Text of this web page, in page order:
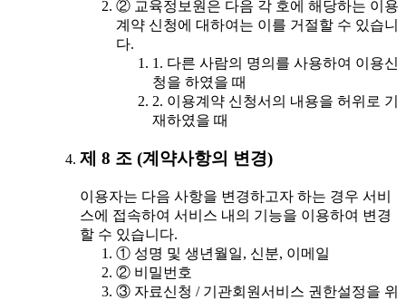
② 교육정보원은 다음 각 호에 해당하는 이용
계약 신청에 대하여는 이를 거절할 수 있습니
다.
1. 다른 사람의 명의를 사용하여 이용신
청을 하였을 때
2. 이용계약 신청서의 내용을 허위로 기
재하였을 때
제 8 조 (계약사항의 변경)
이용자는 다음 사항을 변경하고자 하는 경우 서비
스에 접속하여 서비스 내의 기능을 이용하여 변경
할 수 있습니다.
① 성명 및 생년월일, 신분, 이메일
② 비밀번호
③ 자료신청 / 기관회원서비스 권한설정을 위